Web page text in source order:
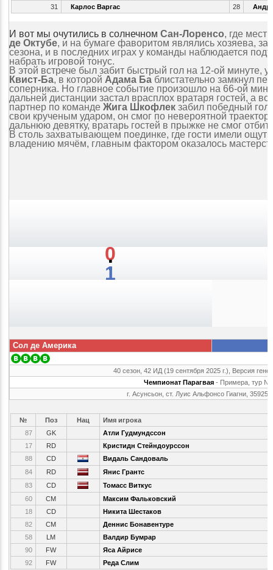
31
Карлос Варгас 28
И вот мы очутились в солнечном Сан-Лоренсо, где
де Октубе, и на бумаге фаворитом являлись хозяева, за
сезона, и в последних играх у команды наблюдается
набрать игровой тонус.
В этой встрече был забит быстрый гол на 12-ой минуте, у
Квист-Ба, в которой Адама Баблистательно замкнул
соперника. Но главное событие произошло на 66-ой
дальней дистанции застал врасплох вратаря гостей, а
партнер по команде Жига Шкофлекзабил победный
свои крученым ударом, он смог по невероятной
дальнюю девятку, вратарь гостей в прыжке не смог
В столь захватывающем поединке, где гости имели
владению мячём, главным фактором оказалось
0
:
1
Сол де Америка
40 сезон, 42 ИД (19 сентября 2025 г.), Версия
Чемпионат Парагвая - Примера, тур №
г. Асунсьон, ст. Луис Альфонсо Гиагни, 35925
№ Поз Нац
Имя игрока
87
GK
Атли Гудмундссон
17
RD
Кристидн Стейндоурссон
88
CD
Видаль Сандоваль
84
RD
Янис Грантс
83
CD
Томасс Виткус
60
CM
Максим Фальковский
18
CD
Никита Шестаков
82
CM
Деннис Бонавентуре
58
LM
Валдир Бумрар
90
FW
Яса Айрисе
92
FW Реда Слим